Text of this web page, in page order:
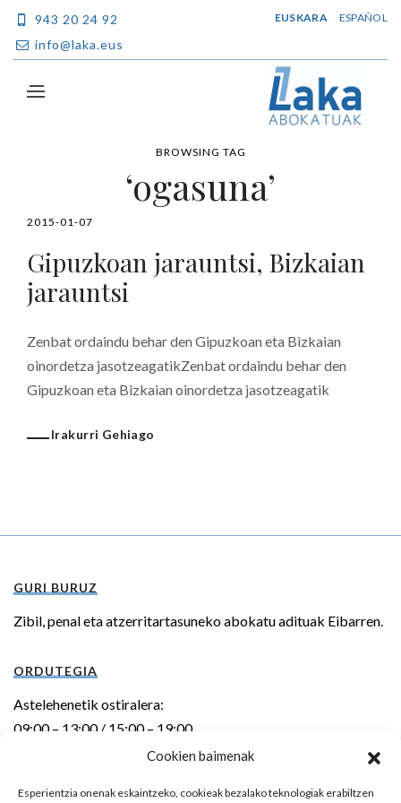
Cookien baimenak
Esperientzia onenak eskaintzeko, cookieak bezalako teknologiak erabiltzen
943 20 24 92
info@laka.eus
EUSKARA ESPAÑOL
BROWSING TAG
‘ogasuna’
2015-01-07
Gipuzkoan jarauntsi, Bizkaian
jarauntsi
Zenbat ordaindu behar den Gipuzkoan eta Bizkaian
oinordetza jasotzeagatikZenbat ordaindu behar den
Gipuzkoan eta Bizkaian oinordetza jasotzeagatik
Irakurri Gehiago
GURI BURUZ
Zibil, penal eta atzerritartasuneko abokatu adituak Eibarren.
ORDUTEGIA
Astelehenetik ostiralera:
09:00 – 13:00 / 15:00 – 19:00